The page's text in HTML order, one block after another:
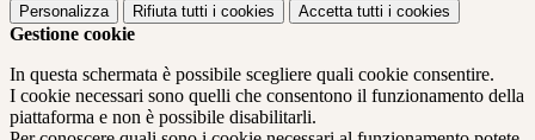
Personalizza Rifiuta tutti i cookies Accetta tutti i cookies
Gestione cookie
In questa schermata è possibile scegliere quali cookie consentire.
I cookie necessari sono quelli che consentono il funzionamento della
piattaforma e non è possibile disabilitarli.